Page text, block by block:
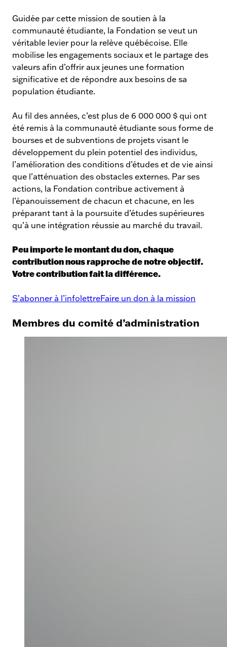
Guidée par cette mission de soutien à la
communauté étudiante, la Fondation se veut un
véritable levier pour la relève québécoise. Elle
mobilise les engagements sociaux et le partage des
valeurs afin d’offrir aux jeunes une formation
significative et de répondre aux besoins de sa
population étudiante.
Au fil des années, c’est plus de 6 000 000 $ qui ont
été remis à la communauté étudiante sous forme de
bourses et de subventions de projets visant le
développement du plein potentiel des individus,
l’amélioration des conditions d’études et de vie ainsi
que l’atténuation des obstacles externes. Par ses
actions, la Fondation contribue activement à
l’épanouissement de chacun et chacune, en les
préparant tant à la poursuite d’études supérieures
qu’à une intégration réussie au marché du travail.
Peu importe le montant du don, chaque
contribution nous rapproche de notre objectif.
Votre contribution fait la différence.
S’abonner à l’infolettreFaire un don à la mission
Membres du comité d’administration